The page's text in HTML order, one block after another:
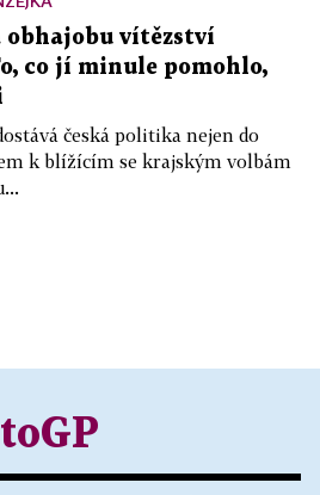
obhajobu vítězství
co jí minule pomohlo,
česká politika nejen do
k blížícím se krajským volbám